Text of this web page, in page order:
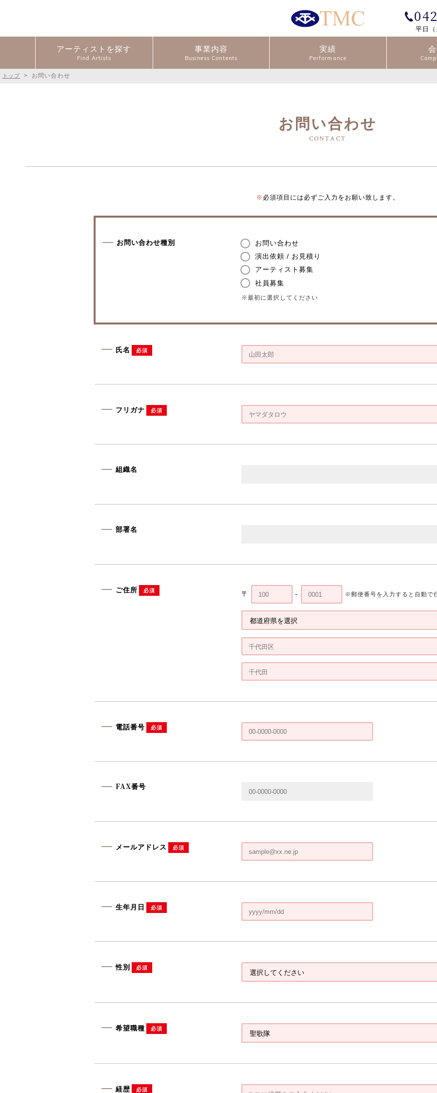
平日
アーティストを探す 事業内容 実績
トップ > お問い合わせ
お問い合わせ
必須項目には必ずご入力をお願い致します。
お問い合わせ種別
お問い合わせ
演出依頼 / お見積り
アーティスト募集
社員募集
※最初に選択してください
氏名 必須
フリガナ 必須
組織名
部署名
ご住所 必須 〒 - ※郵便番号を入力すると自動で
電話番号 必須
FAX番号
メールアドレス 必須
生年月日 必須
性別 必須
希望職種 必須
経歴 必須